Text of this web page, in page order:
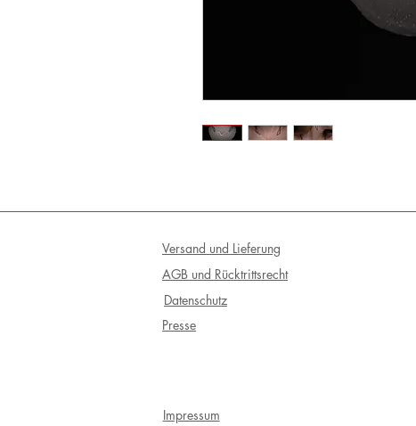
Versand und Lieferung
AGB und Rücktrittsrecht
Datenschutz
Presse
Impressum